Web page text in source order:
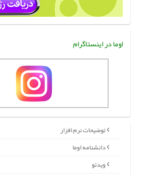
اوما در اینستاگرام
توضیحات نرم افزار
دانشنامه اوما
ویدئو